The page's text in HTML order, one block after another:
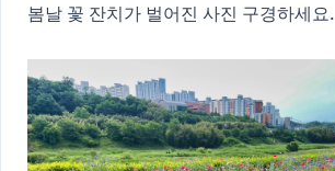
봄날 꽃 잔치가 벌어진 사진 구경하세요.